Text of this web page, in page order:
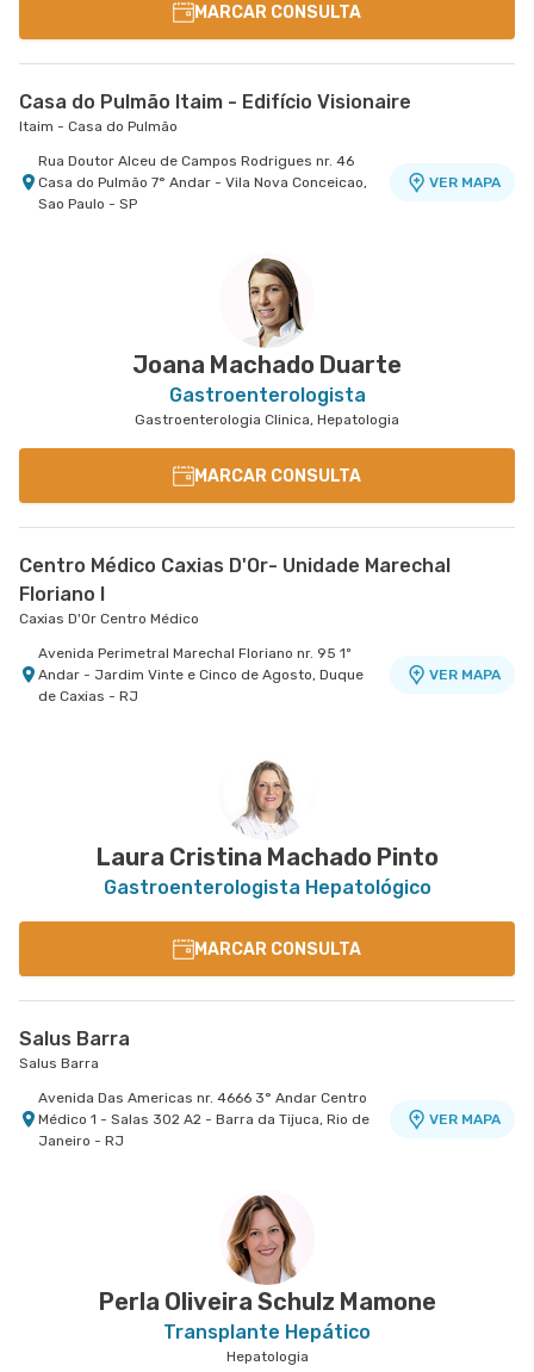
MARCAR CONSULTA
Casa do Pulmão Itaim - Edifício Visionaire
Itaim - Casa do Pulmão
Rua Doutor Alceu de Campos Rodrigues nr. 46
Casa do Pulmão 7° Andar - Vila Nova Conceicao,
Sao Paulo - SP
VER MAPA
Joana Machado Duarte
Gastroenterologista
Gastroenterologia Clinica, Hepatologia
MARCAR CONSULTA
Centro Médico Caxias D'Or- Unidade Marechal
Floriano I
Caxias D'Or Centro Médico
Avenida Perimetral Marechal Floriano nr. 95 1º
Andar - Jardim Vinte e Cinco de Agosto, Duque
de Caxias - RJ
VER MAPA
Laura Cristina Machado Pinto
Gastroenterologista Hepatológico
MARCAR CONSULTA
Salus Barra
Salus Barra
Avenida Das Americas nr. 4666 3° Andar Centro
Médico 1 - Salas 302 A2 - Barra da Tijuca, Rio de
Janeiro - RJ
VER MAPA
Perla Oliveira Schulz Mamone
Transplante Hepático
Hepatologia